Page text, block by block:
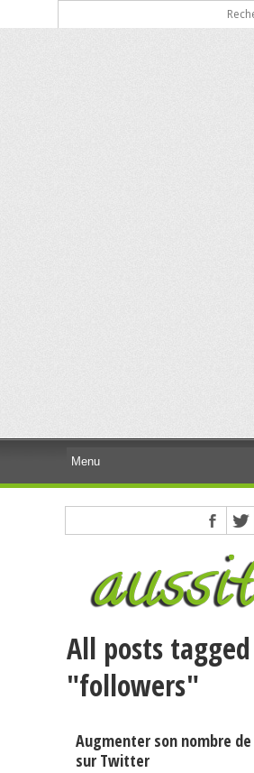
All posts tagged
"followers"
Augmenter son nombre
sur Twitter